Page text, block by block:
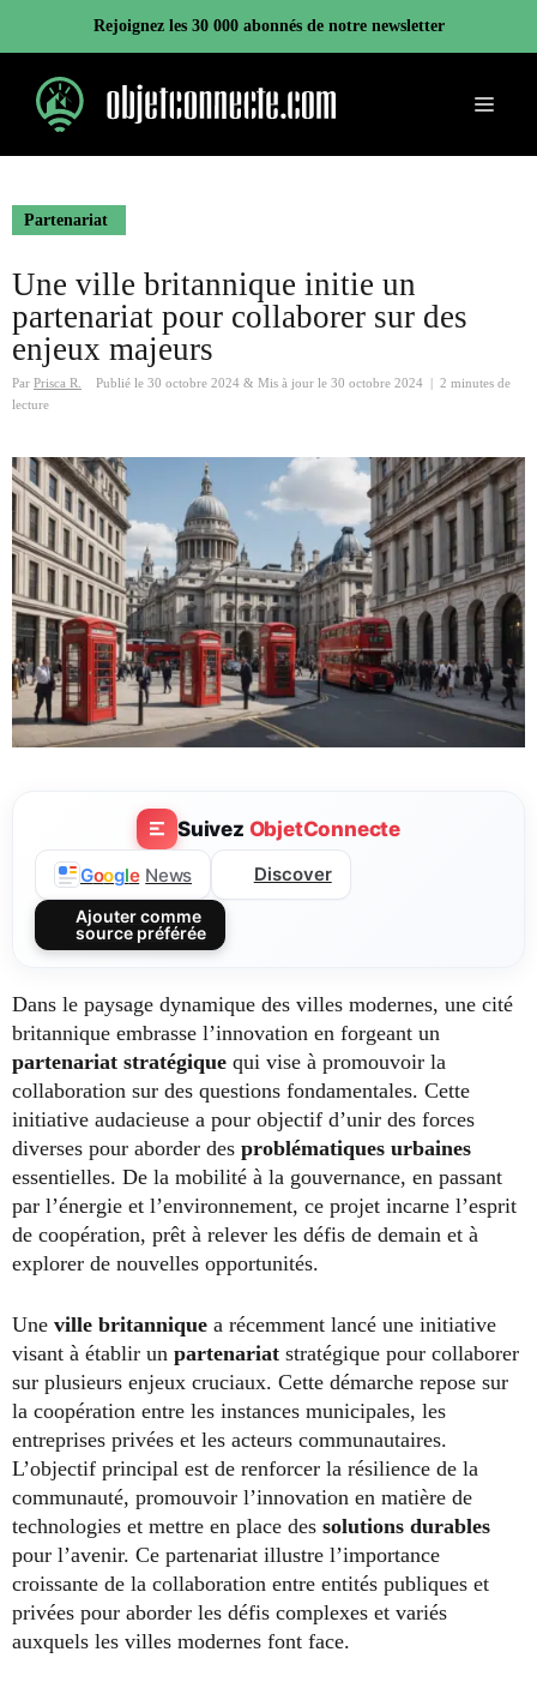
contenu
Rejoignez les 30 000 abonnés de notre newsletter
Menu
Partenariat
Une ville britannique initie un
partenariat pour collaborer sur des
enjeux majeurs
Par Prisca R. Publié le 30 octobre 2024 & Mis à jour le 30 octobre 2024
2 minutes de
lecture
Suivez ObjetConnecte
Google News Discover
Ajouter comme
source préférée
Dans le paysage dynamique des villes modernes, une cité
britannique embrasse l’innovation en forgeant un
partenariat stratégique qui vise à promouvoir la
collaboration sur des questions fondamentales. Cette
initiative audacieuse a pour objectif d’unir des forces
diverses pour aborder des problématiques urbaines
essentielles. De la mobilité à la gouvernance, en passant
par l’énergie et l’environnement, ce projet incarne l’esprit
de coopération, prêt à relever les défis de demain et à
explorer de nouvelles opportunités.
Une ville britannique a récemment lancé une initiative
visant à établir un partenariat stratégique pour collaborer
sur plusieurs enjeux cruciaux. Cette démarche repose sur
la coopération entre les instances municipales, les
entreprises privées et les acteurs communautaires.
L’objectif principal est de renforcer la résilience de la
communauté, promouvoir l’innovation en matière de
technologies et mettre en place des solutions durables
pour l’avenir. Ce partenariat illustre l’importance
croissante de la collaboration entre entités publiques et
privées pour aborder les défis complexes et variés
auxquels les villes modernes font face.